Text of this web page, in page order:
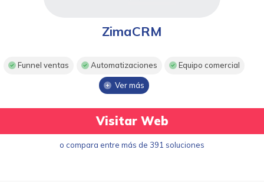
ZimaCRM
Funnel ventas Automatizaciones Equipo comercial
Ver más
Visitar Web
o compara entre más de 391 soluciones